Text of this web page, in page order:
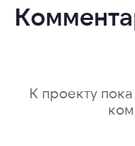
К проекту